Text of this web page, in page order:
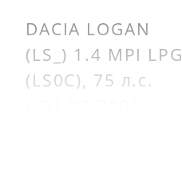
DACIA LOGAN
(LS_) 1.4 MPI LPG
(LS0C), 75 л.с.